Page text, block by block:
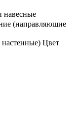
навесные
(направляющие
Цвет